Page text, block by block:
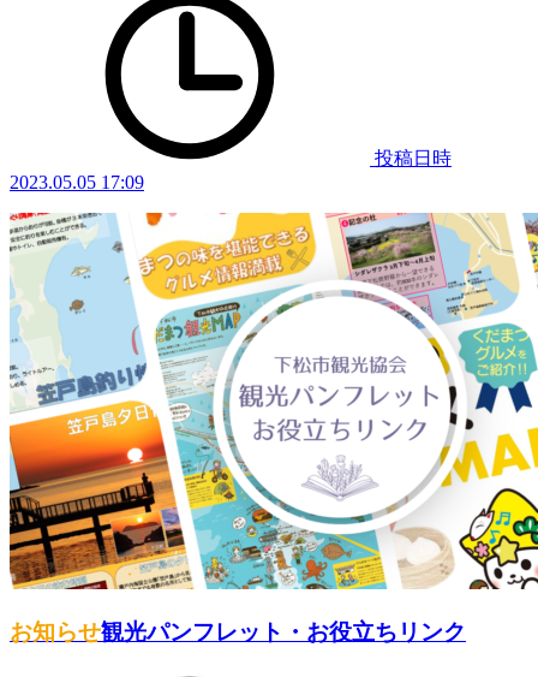
投稿日時
2023.05.05 17:09
お知らせ観光パンフレット・お役立ちリンク